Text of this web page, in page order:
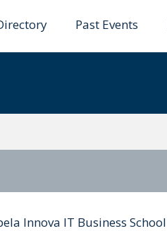
Past Events
Innova IT Business